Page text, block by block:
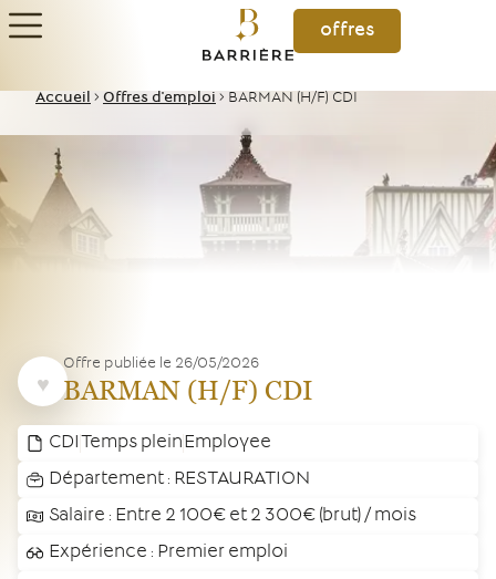
offres
Accueil > Offres d'emploi > BARMAN (H/F) CDI
Offre publiée le 26/05/2026
BARMAN (H/F) CDI
CDI Temps pleinEmployee
Département : RESTAURATION
Salaire : Entre 2 100€ et 2 300€ (brut) / mois
Expérience : Premier emploi